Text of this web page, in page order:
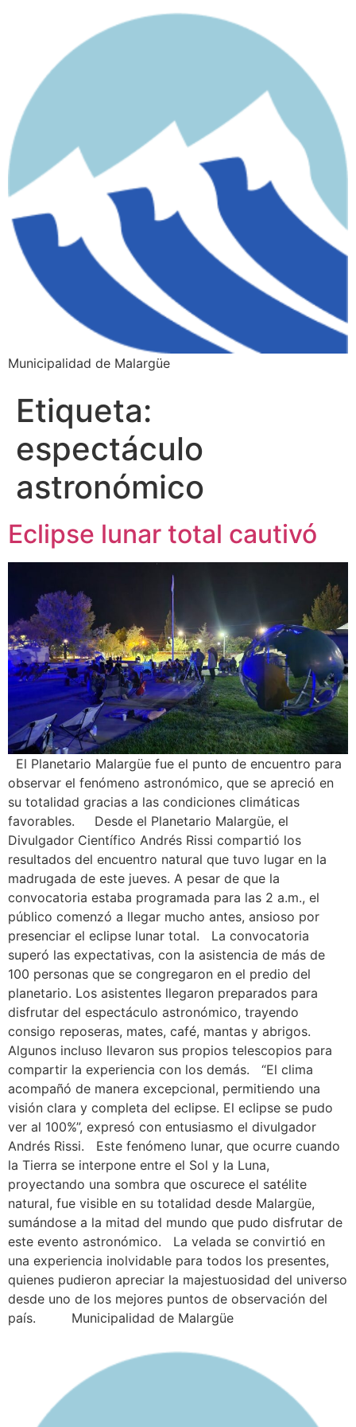
Municipalidad de Malargüe
Etiqueta:
espectáculo
astronómico
Eclipse lunar total cautivó
El Planetario Malargüe fue el punto de encuentro para
observar el fenómeno astronómico, que se apreció en
su totalidad gracias a las condiciones climáticas
favorables. Desde el Planetario Malargüe, el
Divulgador Científico Andrés Rissi compartió los
resultados del encuentro natural que tuvo lugar en la
madrugada de este jueves. A pesar de que la
convocatoria estaba programada para las 2 a.m., el
público comenzó a llegar mucho antes, ansioso por
presenciar el eclipse lunar total. La convocatoria
superó las expectativas, con la asistencia de más de
100 personas que se congregaron en el predio del
planetario. Los asistentes llegaron preparados para
disfrutar del espectáculo astronómico, trayendo
consigo reposeras, mates, café, mantas y abrigos.
Algunos incluso llevaron sus propios telescopios para
compartir la experiencia con los demás. “El clima
acompañó de manera excepcional, permitiendo una
visión clara y completa del eclipse. El eclipse se pudo
ver al 100%”, expresó con entusiasmo el divulgador
Andrés Rissi. Este fenómeno lunar, que ocurre cuando
la Tierra se interpone entre el Sol y la Luna,
proyectando una sombra que oscurece el satélite
natural, fue visible en su totalidad desde Malargüe,
sumándose a la mitad del mundo que pudo disfrutar de
este evento astronómico. La velada se convirtió en
una experiencia inolvidable para todos los presentes,
quienes pudieron apreciar la majestuosidad del universo
desde uno de los mejores puntos de observación del
país. Municipalidad de Malargüe